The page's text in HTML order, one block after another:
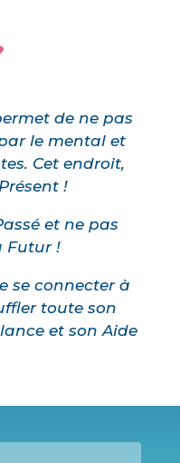
de ne pas
le mental et
Cet endroit,
!
et ne pas
Futur !
se connecter à
toute son
et son Aide